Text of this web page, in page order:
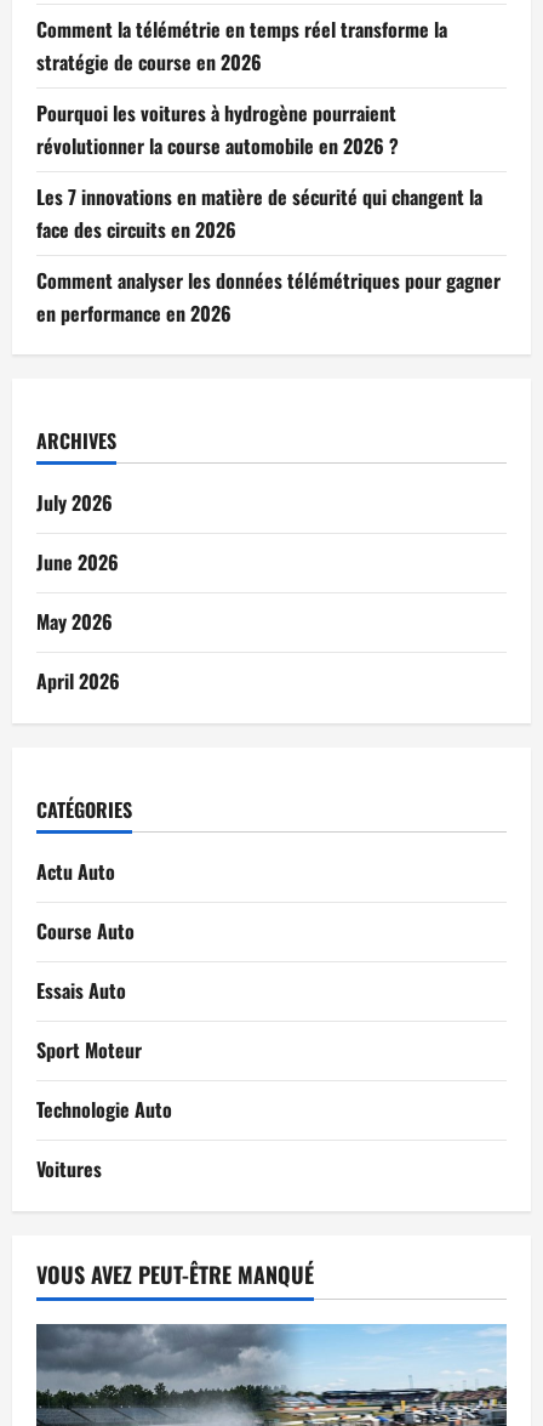
Comment la télémétrie en temps réel transforme la
stratégie de course en 2026
Pourquoi les voitures à hydrogène pourraient
révolutionner la course automobile en 2026 ?
Les 7 innovations en matière de sécurité qui changent la
face des circuits en 2026
Comment analyser les données télémétriques pour gagner
en performance en 2026
ARCHIVES
July 2026
June 2026
May 2026
April 2026
CATÉGORIES
Actu Auto
Course Auto
Essais Auto
Sport Moteur
Technologie Auto
Voitures
VOUS AVEZ PEUT-ÊTRE MANQUÉ